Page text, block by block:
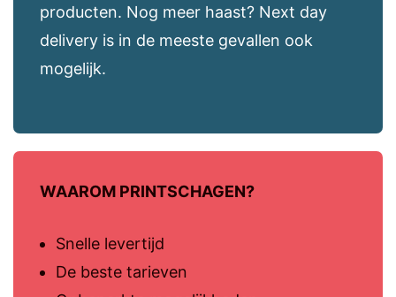
producten. Nog meer haast? Next day
delivery is in de meeste gevallen ook
mogelijk.
WAAROM PRINTSCHAGEN?
Snelle levertijd
De beste tarieven